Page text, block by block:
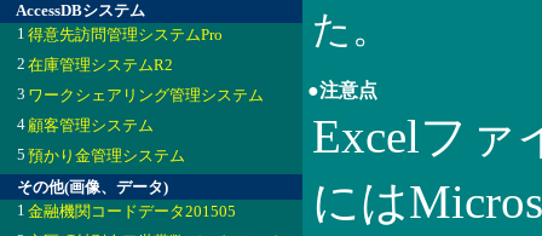
AccessDBシステム
1 得意先訪問管理システムPro
2 在庫管理システムR2
3 ワークシェアリング管理システム
4顧客管理システム
5 預かり金管理システム
その他(画像、データ)
1 金融機関コードデータ201505
た。
●注意点
Excelファ
には